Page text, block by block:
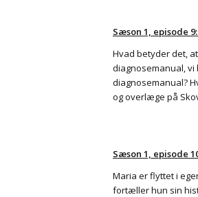
Sæson 1, episode
Hvad betyder det,
diagnosemanual, vi
diagnosemanual?
og overlæge på
Sæson 1, episode
Maria er flyttet i
fortæller hun sin